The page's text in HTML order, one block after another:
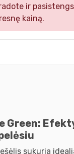
ir
kainą.
Green:
sukuria